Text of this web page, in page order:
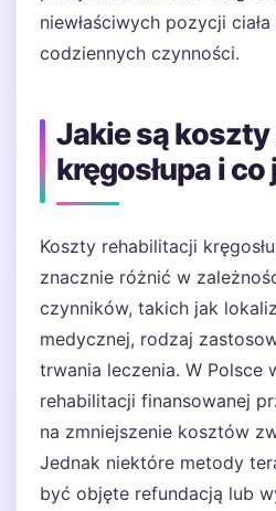
niewłaściwych pozycji
codziennych czynności.
Jakie są
kręgosłupa i co
Koszty rehabilitacji
znacznie różnić w
czynników, takich jak
medycznej, rodzaj
trwania leczenia. W Polsce
rehabilitacji finansowanej
na zmniejszenie kosztów
Jednak niektóre metody
być objęte refundacją lub